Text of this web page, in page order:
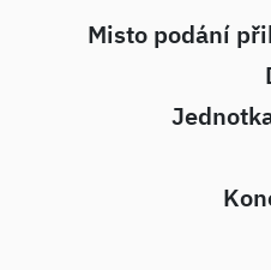
Misto podání